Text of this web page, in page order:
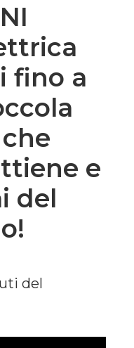
fino a
e
del
del